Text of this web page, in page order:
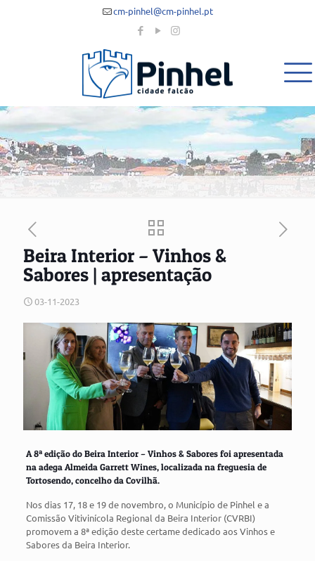
cm-pinhel@cm-pinhel.pt
Beira Interior – Vinhos &
Sabores | apresentação
03-11-2023
A 8ª edição do Beira Interior – Vinhos & Sabores foi apresentada
na adega Almeida Garrett Wines, localizada na freguesia de
Tortosendo, concelho da Covilhã.
Nos dias 17, 18 e 19 de novembro, o Município de Pinhel e a
Comissão Vitivinícola Regional da Beira Interior (CVRBI)
promovem a 8ª edição deste certame dedicado aos Vinhos e
Sabores da Beira Interior.